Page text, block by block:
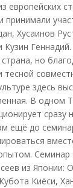
европейских
принимали
Хусаинов
но
тесной
здесь
В одном
сразу
ещё до
Семинар
из Японии:
Киёси,